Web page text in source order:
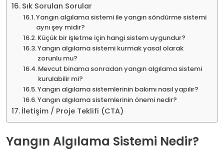
Sık Sorulan Sorular
Yangın algılama sistemi ile yangın söndürme sistemi
aynı şey midir?
Küçük bir işletme için hangi sistem uygundur?
Yangın algılama sistemi kurmak yasal olarak
zorunlu mu?
Mevcut binama sonradan yangın algılama sistemi
kurulabilir mi?
Yangın algılama sistemlerinin bakımı nasıl yapılır?
Yangın algılama sistemlerinin önemi nedir?
İletişim / Proje Teklifi (CTA)
Yangın Algılama Sistemi Nedir?